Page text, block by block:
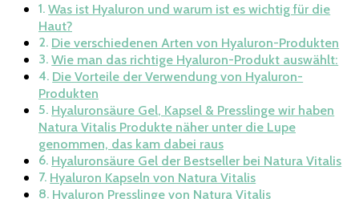
Was ist Hyaluron und warum ist es wichtig für die
Haut?
Die verschiedenen Arten von Hyaluron-Produkten
Wie man das richtige Hyaluron-Produkt auswählt:
Die Vorteile der Verwendung von Hyaluron-
Produkten
Hyaluronsäure Gel, Kapsel & Presslinge wir haben
Natura Vitalis Produkte näher unter die Lupe
genommen, das kam dabei raus
Hyaluronsäure Gel der Bestseller bei Natura Vitalis
Hyaluron Kapseln von Natura Vitalis
Hyaluron Presslinge von Natura Vitalis